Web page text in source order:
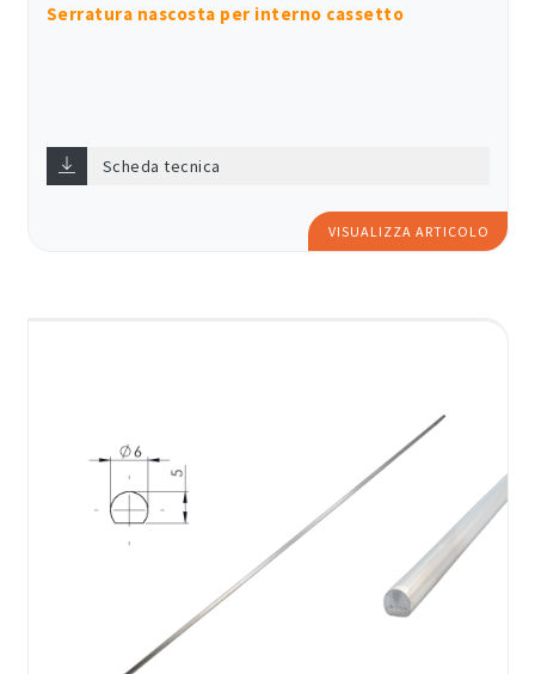
Serratura nascosta per interno cassetto
Scheda tecnica
VISUALIZZA ARTICOLO